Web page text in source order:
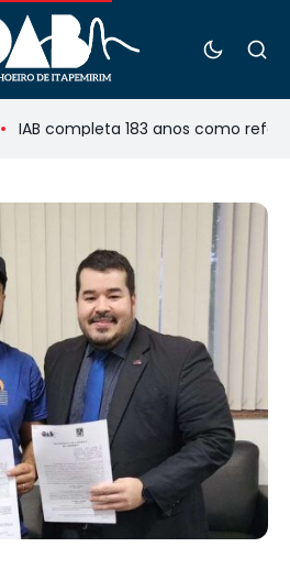
IAB completa 183 anos como